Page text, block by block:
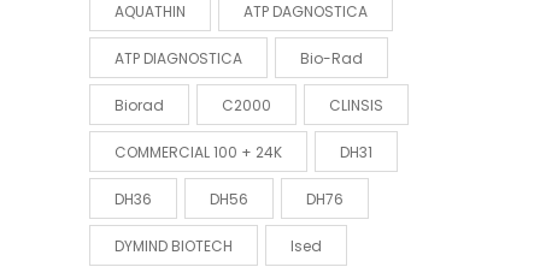
AQUATHIN ATP DAGNOSTICA
ATP DIAGNOSTICA Bio-Rad
Biorad C2000 CLINSIS
COMMERCIAL 100 + 24K DH31
DH36 DH56 DH76
DYMIND BIOTECH Ised